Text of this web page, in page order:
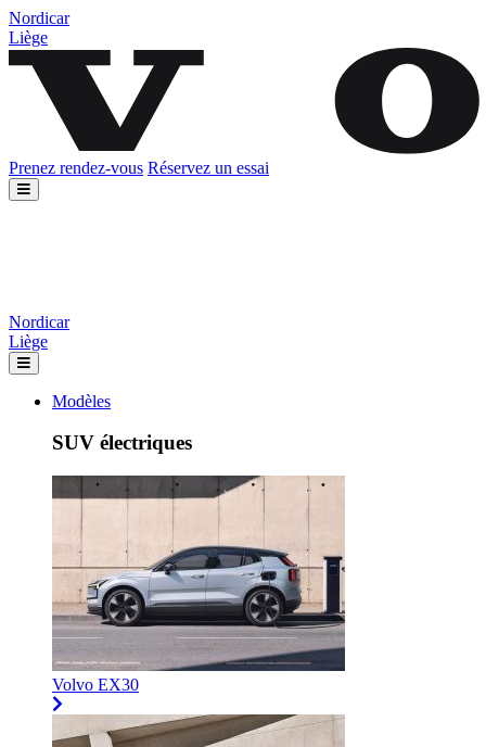
Nordicar
Liège
Prenez rendez-vous Réservez un essai
Nordicar
Liège
Modèles
SUV électriques
Volvo EX30